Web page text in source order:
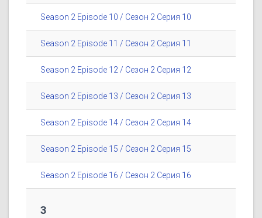
Season 2 Episode 10 / Сезон 2 Серия 10
Season 2 Episode 11 / Сезон 2 Серия 11
Season 2 Episode 12 / Сезон 2 Серия 12
Season 2 Episode 13 / Сезон 2 Серия 13
Season 2 Episode 14 / Сезон 2 Серия 14
Season 2 Episode 15 / Сезон 2 Серия 15
Season 2 Episode 16 / Сезон 2 Серия 16
3